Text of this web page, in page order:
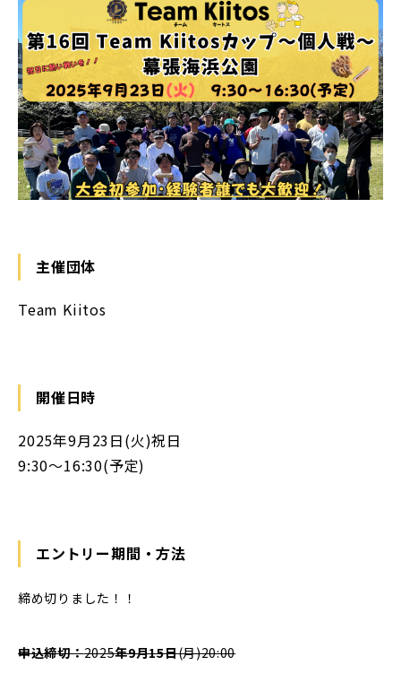
主催団体
Team Kiitos
開催日時
2025年9月23日(火)祝日
9:30〜16:30(予定)
エントリー期間・方法
締め切りました！！
申込締切：2025年9月15日(月)20:00